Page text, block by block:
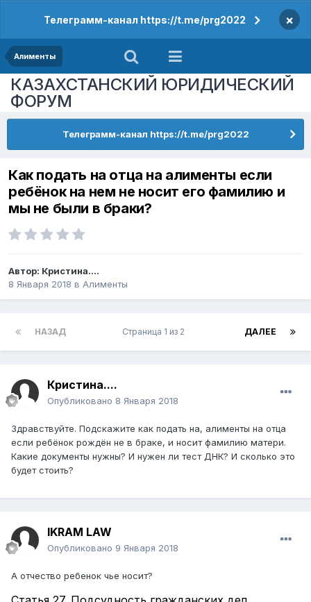
Телеграмм-канал https://t.me/prg2022 ×
Алименты
КАЗАХСТАНСКИЙ ЮРИДИЧЕСКИЙ
ФОРУМ
Телеграмм-канал https://t.me/prg2022
Как подать на отца на алименты если
ребёнок на нем не носит его фамилию и
мы не были в браки?
Автор: Кристина....
8 Января 2018 в Алименты
НАЗАД ДАЛЕЕ
Страница 1 из 2
Кристина....
Опубликовано 8 Января 2018
Здравствуйте. Подскажите как подать на, алименты на отца
если ребёнок рождён не в браке, и носит фамилию матери.
Какие документы нужны? И нужен ли тест ДНК? И сколько это
будет стоить?
IKRAM LAW
Опубликовано 9 Января 2018
А отчество ребенок чье носит?